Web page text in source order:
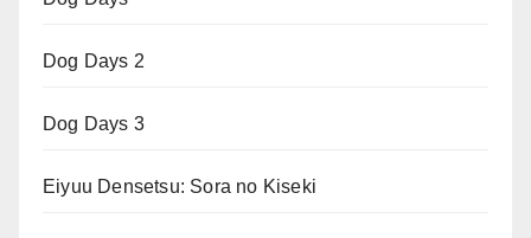
Dog Days 2
Dog Days 3
Eiyuu Densetsu: Sora no Kiseki